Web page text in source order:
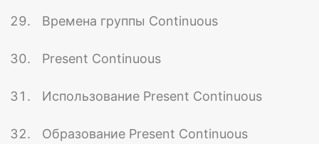
Времена группы Continuous
Present Continuous
Использование Present Continuous
Образование Present Continuous